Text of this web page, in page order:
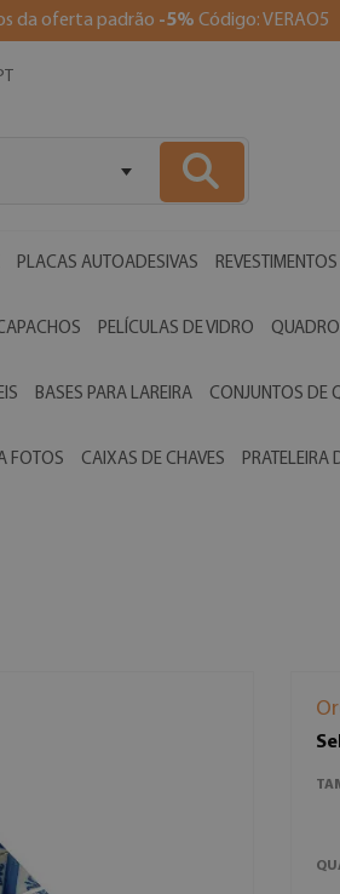
da oferta padrão -5% Código: VERAO5
PLACAS AUTOADESIVAS
PELÍCULAS DE VIDRO
BASES PARA LAREIRA CONJUNTOS DE
FOTOS CAIXAS DE CHAVES PRATELEIRA